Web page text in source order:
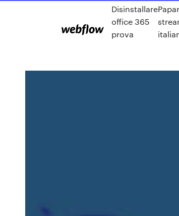
Disinstallare
office 365
prova